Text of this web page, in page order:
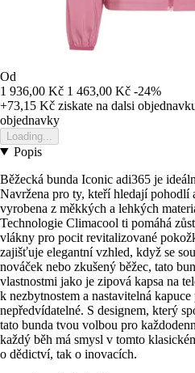
Od
1 936,00 Kč 1 463,00 Kč -24%
+73,15 Kč ziskate na dalsi
objednavky
Loading...
Popis
Běžecká bunda Iconic adi365 je
Navržena pro ty, kteří hledají pohodlí
vyrobena z měkkých a lehkých
Technologie Climacool ti pomáhá
vlákny pro pocit revitalizované
zajišťuje elegantní vzhled, když se
nováček nebo zkušený běžec, tato
vlastnostmi jako je zipová kapsa na
k nezbytnostem a nastavitelná
nepředvídatelné. S designem, který
tato bunda tvou volbou pro
každý běh má smysl v tomto
o dědictví, tak o inovacích.